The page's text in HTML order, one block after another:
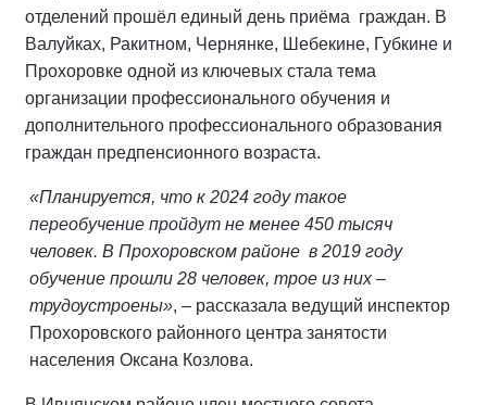
отделений прошёл единый день приёма граждан. В
Валуйках, Ракитном, Чернянке, Шебекине, Губкине и
Прохоровке одной из ключевых стала тема
организации профессионального обучения и
дополнительного профессионального образования
граждан предпенсионного возраста.
«Планируется, что к 2024 году такое
переобучение пройдут не менее 450 тысяч
человек. В Прохоровском районе в 2019 году
обучение прошли 28 человек, трое из них –
трудоустроены», – рассказала ведущий инспектор
Прохоровского районного центра занятости
населения Оксана Козлова.